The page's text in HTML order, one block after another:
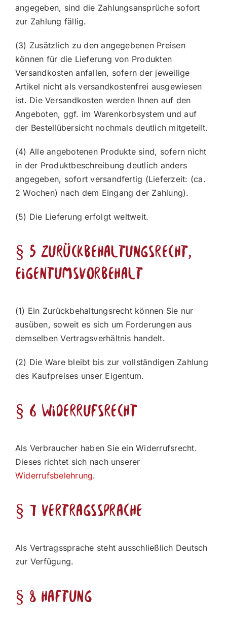
angegeben, sind die Zahlungsansprüche sofort
zur Zahlung fällig.
(3) Zusätzlich zu den angegebenen Preisen
können für die Lieferung von Produkten
Versandkosten anfallen, sofern der jeweilige
Artikel nicht als versandkostenfrei ausgewiesen
ist. Die Versandkosten werden Ihnen auf den
Angeboten, ggf. im Warenkorbsystem und auf
der Bestellübersicht nochmals deutlich mitgeteilt.
(4) Alle angebotenen Produkte sind, sofern nicht
in der Produktbeschreibung deutlich anders
angegeben, sofort versandfertig (Lieferzeit: (ca.
2 Wochen) nach dem Eingang der Zahlung).
(5) Die Lieferung erfolgt weltweit.
§ 5 Zurückbehaltungsrecht,
Eigentumsvorbehalt
(1) Ein Zurückbehaltungsrecht können Sie nur
ausüben, soweit es sich um Forderungen aus
demselben Vertragsverhältnis handelt.
(2) Die Ware bleibt bis zur vollständigen Zahlung
des Kaufpreises unser Eigentum.
§ 6 Widerrufsrecht
Als Verbraucher haben Sie ein Widerrufsrecht.
Dieses richtet sich nach unserer
Widerrufsbelehrung.
§ 7 Vertragssprache
Als Vertragssprache steht ausschließlich Deutsch
zur Verfügung.
§ 8 Haftung